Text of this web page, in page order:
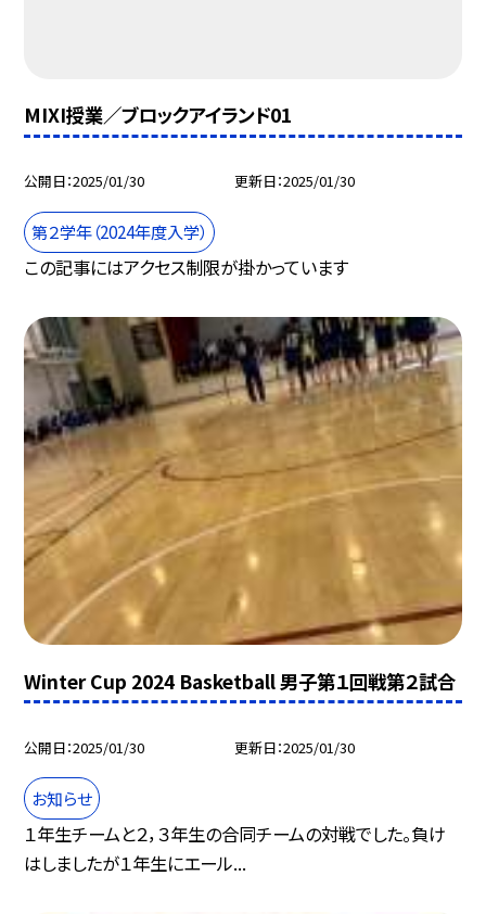
MIXI授業／ブロックアイランド01
公開日 2025/01/30 更新日 2025/01/30
第２学年（2024年度入学）
この記事にはアクセス制限が掛かっています
Winter Cup 2024 Basketball 男子第１回戦第２試合
公開日 2025/01/30 更新日 2025/01/30
お知らせ
１年生チームと２，３年生の合同チームの対戦でした。負け
はしましたが１年生にエール...